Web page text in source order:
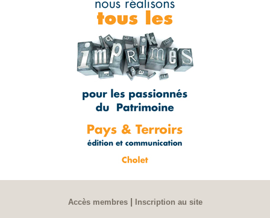
Accès membres | Inscription au site